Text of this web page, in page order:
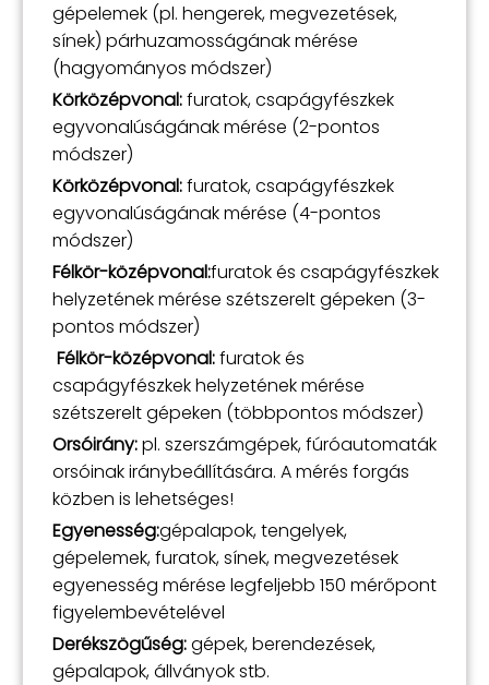
gépelemek (pl. hengerek, megvezetések,
sínek) párhuzamosságának mérése
(hagyományos módszer)
Körközépvonal:furatok, csapágyfészkek
egyvonalúságának mérése (2-pontos
módszer)
Körközépvonal:furatok, csapágyfészkek
egyvonalúságának mérése (4-pontos
módszer)
Félkör-középvonal:furatok és csapágyfészkek
helyzetének mérése szétszerelt gépeken (3-
pontos módszer)
Félkör-középvonal:furatok és
csapágyfészkek helyzetének mérése
szétszerelt gépeken (többpontos módszer)
Orsóirány:pl. szerszámgépek, fúróautomaták
orsóinak iránybeállítására. A mérés forgás
közben is lehetséges!
Egyenesség:gépalapok, tengelyek,
gépelemek, furatok, sínek, megvezetések
egyenesség mérése legfeljebb 150 mérőpont
figyelembevételével
Derékszögűség:gépek, berendezések,
gépalapok, állványok stb.